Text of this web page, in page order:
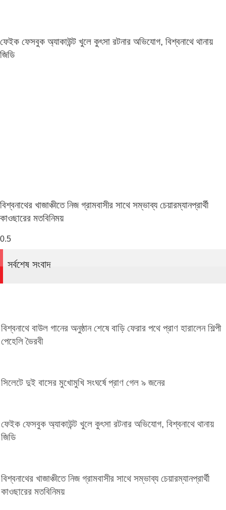
ফেইক ফেসবুক অ্যাকাউন্ট খুলে কুৎসা রটনার অভিযোগ, বিশ্বনাথে থানায়
জিডি
বিশ্বনাথের খাজাঞ্চীতে নিজ গ্রামবাসীর সাথে সম্ভাব্য চেয়ারম্যানপ্রার্থী
কাওছারের মতবিনিময়
সর্বশেষ সংবাদ
বিশ্বনাথে বাউল গানের অনুষ্ঠান শেষে বাড়ি ফেরার পথে প্রাণ হারালেন শিল্পী
পেহেলি ভৈরবী
সিলেটে দুই বাসের মুখোমুখি সংঘর্ষে প্রাণ গেল ৯ জনের
ফেইক ফেসবুক অ্যাকাউন্ট খুলে কুৎসা রটনার অভিযোগ, বিশ্বনাথে থানায়
জিডি
বিশ্বনাথের খাজাঞ্চীতে নিজ গ্রামবাসীর সাথে সম্ভাব্য চেয়ারম্যানপ্রার্থী
কাওছারের মতবিনিময়